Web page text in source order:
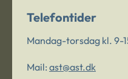
Telefontider
Mandag-torsdag kl. 9-
Mail: ast@ast.dk